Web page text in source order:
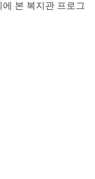
본 복지관 프로그